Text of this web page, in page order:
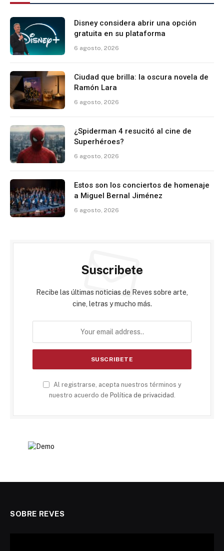
Disney considera abrir una opción
gratuita en su plataforma
6 agosto, 2026
Ciudad que brilla: la oscura novela de
Ramón Lara
6 agosto, 2026
¿Spiderman 4 resucitó al cine de
Superhéroes?
6 agosto, 2026
Estos son los conciertos de homenaje
a Miguel Bernal Jiménez
6 agosto, 2026
Suscribete
Recibe las últimas noticias de Reves sobre arte,
cine, letras y mucho más.
Al registrarse, acepta nuestros términos y
nuestro acuerdo de Política de privacidad .
SOBRE REVES